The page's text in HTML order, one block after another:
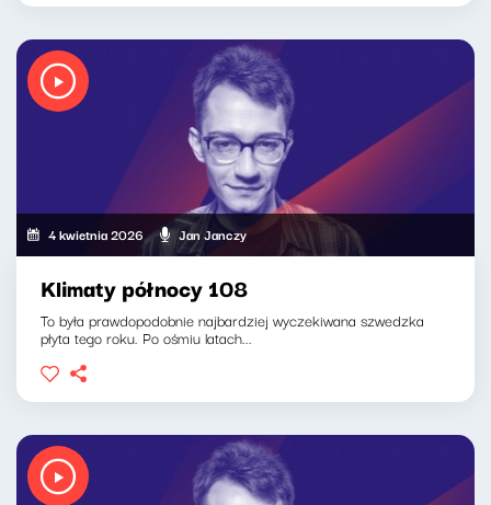
4 kwietnia 2026 Jan Janczy
Klimaty północy 108
To była prawdopodobnie najbardziej wyczekiwana szwedzka
płyta tego roku. Po ośmiu latach...